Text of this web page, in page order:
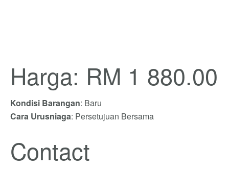
Harga: RM 1 880.00
Kondisi Barangan: Baru
Cara Urusniaga: Persetujuan Bersama
Contact